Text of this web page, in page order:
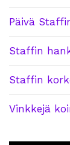
Päivä
Staffin
Staffin
Vinkkejä